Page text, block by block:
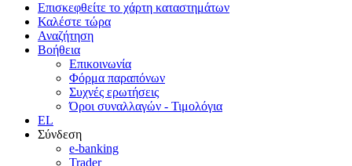
Επισκεφθείτε το χάρτη καταστημάτων
Καλέστε τώρα
Αναζήτηση
Βοήθεια
Επικοινωνία
Φόρμα παραπόνων
Συχνές ερωτήσεις
Όροι συναλλαγών - Τιμολόγια
EL
Σύνδεση
e-banking
Trader